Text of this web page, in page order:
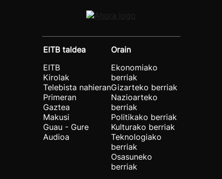
EITB taldea
EITB
Kirolak
Telebista nahieran
Primeran
Gaztea
Makusi
Guau - Gure
Audioa
Orain
Ekonomiako
berriak
Gizarteko berriak
Nazioarteko
berriak
Politikako berriak
Kulturako berriak
Teknologiako
berriak
Osasuneko
berriak